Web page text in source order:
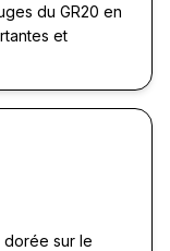
du GR20 en
et
dorée sur le